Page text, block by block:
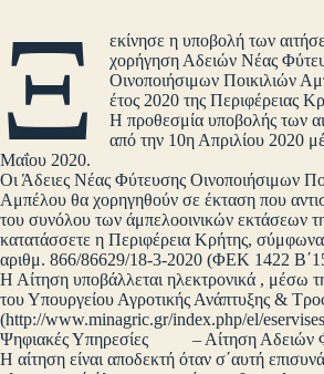
Ξ
εκίνησε η υποβολή των
χορήγηση Αδειών Νέας
Οινοποιήσιμων Ποικιλιών
έτος 2020 της Περιφέρειας
Η προθεσμία υποβολής των
από την 10η Απριλίου 2020
Μαΐου 2020.
Οι Άδειες Νέας Φύτευσης Οινοποιήσιμων
Αμπέλου θα χορηγηθούν σε έκταση που
του συνόλου των άμπελοοινικών εκτάσεων
κατατάσσετε η Περιφέρεια Κρήτης,
αριθμ. 866/86629/18-3-2020 (ΦΕΚ 1422
Η Αίτηση υποβάλλεται ηλεκτρονικά , μέσω
του Υπουργείου Αγροτικής Ανάπτυξης &
(http://www.minagric.gr/index.php/el/
Ψηφιακές Υπηρεσίες – Αίτηση Αδειών
Η αίτηση είναι αποδεκτή όταν σ΄αυτή